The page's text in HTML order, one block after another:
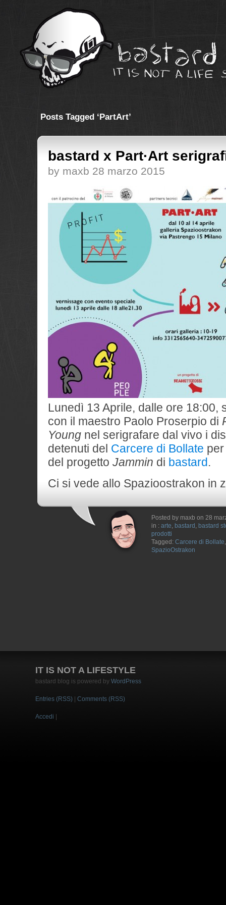
Posts Tagged ‘PartArt’
bastard x Part·Art
by maxb 28 marzo 2015
Lunedì 13 Aprile, dalle ore 18:00,
con il maestro Paolo Proserpio di
Young nel serigrafare dal vivo i
detenuti del Carcere di Bollate
del progetto Jammin di bastard.
Ci si vede allo Spazioostrakon in
Posted by maxb on 28
in : arte, bastard , bastard
prodotti
Tagged: Carcere di Bollate
SpazioOstrakon
IT IS NOT A LIFESTYLE
bastard blog is powered by WordPress
Entries (RSS) Comments (RSS)
Accedi